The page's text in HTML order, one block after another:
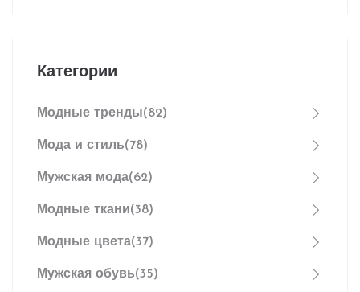
Категории
Модные тренды(82)
Мода и стиль(78)
Мужская мода(62)
Модные ткани(38)
Модные цвета(37)
Мужская обувь(35)